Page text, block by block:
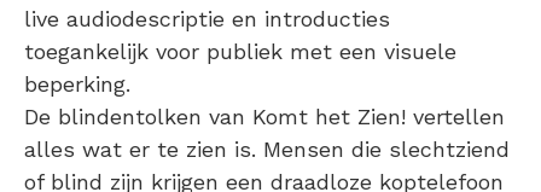
live audiodescriptie en introducties
toegankelijk voor publiek met een visuele
beperking.
De blindentolken van Komt het Zien! vertellen
alles wat er te zien is. Mensen die slechtziend
of blind zijn krijgen een draadloze koptelefoon